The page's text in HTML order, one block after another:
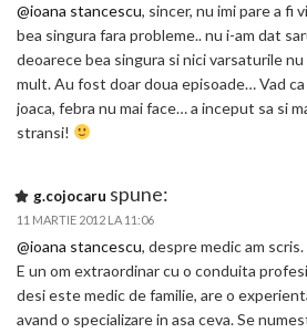
@ioana stancescu, sincer, nu imi pare a fi
bea singura fara probleme.. nu i-am dat
deoarece bea singura si nici varsaturile
mult. Au fost doar doua episoade… Vad
joaca, febra nu mai face… a inceput sa si
stransi!
g.cojocaru spune:
11 MARTIE 2012 LA 11:06
@ioana stancescu, despre medic am
E un om extraordinar cu o conduita
desi este medic de familie, are o
avand o specializare in asa ceva. Se